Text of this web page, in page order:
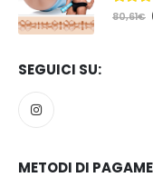
5.00
80,61€
SEGUICI SU:
METODI DI